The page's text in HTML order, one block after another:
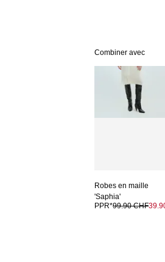
Combiner avec
Robes en maille
'Saphia'
PPR*99.90 CHF